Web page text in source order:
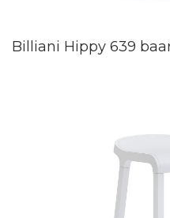
Billiani Hippy 639